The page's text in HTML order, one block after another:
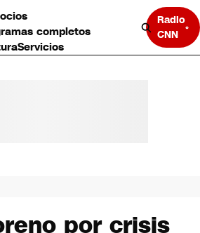
completos
Servicios
Radio
CNN
por crisis